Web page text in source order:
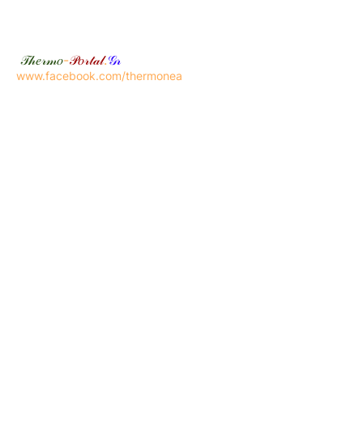
𝒯𝒽𝑒𝓇𝓂𝑜-𝒫𝑜𝓇𝓉𝒶𝓁.𝒢𝓇
www.facebook.com/thermonea